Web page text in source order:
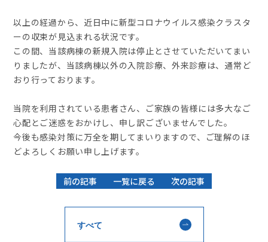
以上の経過から、近日中に新型コロナウイルス感染クラスタ
ーの収束が見込まれる状況です。
この間、当該病棟の新規入院は停止とさせていただいてまい
りましたが、当該病棟以外の入院診療、外来診療は、通常ど
おり行っております。
当院を利用されている患者さん、ご家族の皆様には多大なご
心配とご迷惑をおかけし、申し訳ございませんでした。
今後も感染対策に万全を期してまいりますので、ご理解のほ
どよろしくお願い申し上げます。
前の記事 一覧に戻る 次の記事
すべて